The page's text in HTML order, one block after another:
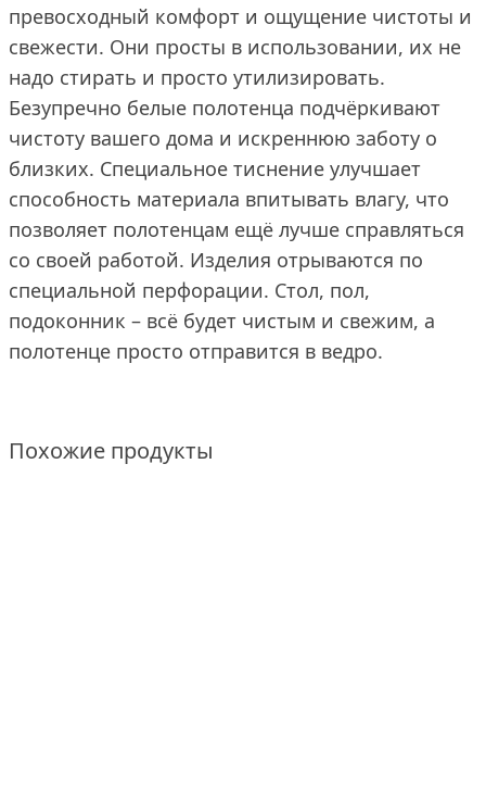
превосходный комфорт и ощущение чистоты и
свежести. Они просты в использовании, их не
надо стирать и просто утилизировать.
Безупречно белые полотенца подчёркивают
чистоту вашего дома и искреннюю заботу о
близких. Специальное тиснение улучшает
способность материала впитывать влагу, что
позволяет полотенцам ещё лучше справляться
со своей работой. Изделия отрываются по
специальной перфорации. Стол, пол,
подоконник – всё будет чистым и свежим, а
полотенце просто отправится в ведро.
Похожие продукты